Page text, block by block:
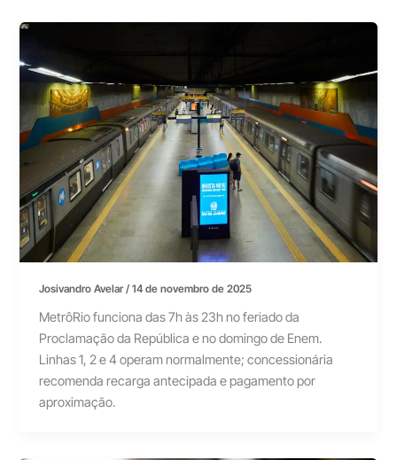
Josivandro Avelar/14 de novembro de 2025
MetrôRio funciona das 7h às 23h no feriado da
Proclamação da República e no domingo de Enem.
Linhas 1, 2 e 4 operam normalmente; concessionária
recomenda recarga antecipada e pagamento por
aproximação.